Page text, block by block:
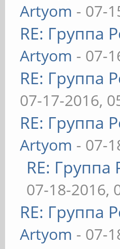
Artyom - 07-
RE: Группа
Artyom - 07-
RE: Группа
07-17-2016,
RE: Группа
Artyom - 07-
RE:
07-18-2016,
RE: Группа
Artyom - 07-